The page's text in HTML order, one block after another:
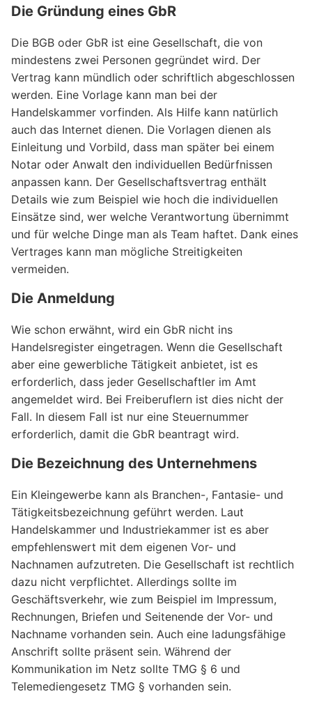
Die Gründung eines GbR
Die BGB oder GbR ist eine Gesellschaft, die von
mindestens zwei Personen gegründet wird. Der
Vertrag kann mündlich oder schriftlich abgeschlossen
werden. Eine Vorlage kann man bei der
Handelskammer vorfinden. Als Hilfe kann natürlich
auch das Internet dienen. Die Vorlagen dienen als
Einleitung und Vorbild, dass man später bei einem
Notar oder Anwalt den individuellen Bedürfnissen
anpassen kann. Der Gesellschaftsvertrag enthält
Details wie zum Beispiel wie hoch die individuellen
Einsätze sind, wer welche Verantwortung übernimmt
und für welche Dinge man als Team haftet. Dank eines
Vertrages kann man mögliche Streitigkeiten
vermeiden.
Die Anmeldung
Wie schon erwähnt, wird ein GbR nicht ins
Handelsregister eingetragen. Wenn die Gesellschaft
aber eine gewerbliche Tätigkeit anbietet, ist es
erforderlich, dass jeder Gesellschaftler im Amt
angemeldet wird. Bei Freiberuflern ist dies nicht der
Fall. In diesem Fall ist nur eine Steuernummer
erforderlich, damit die GbR beantragt wird.
Die Bezeichnung des Unternehmens
Ein Kleingewerbe kann als Branchen-, Fantasie- und
Tätigkeitsbezeichnung geführt werden. Laut
Handelskammer und Industriekammer ist es aber
empfehlenswert mit dem eigenen Vor- und
Nachnamen aufzutreten. Die Gesellschaft ist rechtlich
dazu nicht verpflichtet. Allerdings sollte im
Geschäftsverkehr, wie zum Beispiel im Impressum,
Rechnungen, Briefen und Seitenende der Vor- und
Nachname vorhanden sein. Auch eine ladungsfähige
Anschrift sollte präsent sein. Während der
Kommunikation im Netz sollte TMG § 6 und
Telemediengesetz TMG § vorhanden sein.